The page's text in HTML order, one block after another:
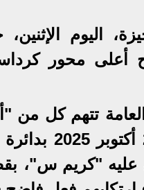
اليوم
العامة تتهم
و"ح. ا"، و"ك.
عليه "كريم س"،